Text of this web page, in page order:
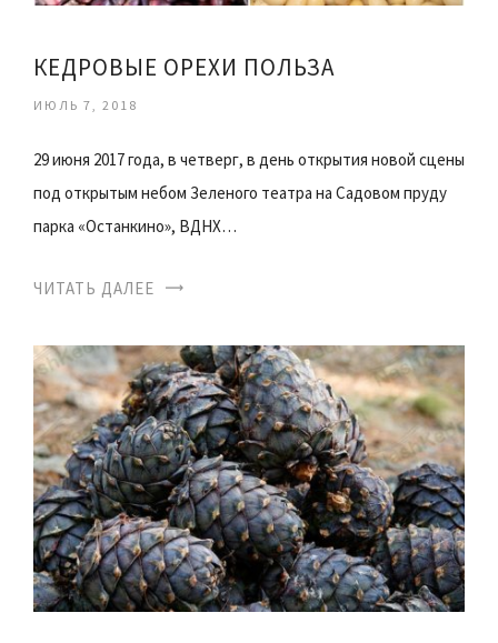
КЕДРОВЫЕ ОРЕХИ ПОЛЬЗА
ИЮЛЬ 7, 2018
29 июня 2017 года, в четверг, в день открытия новой сцены
под открытым небом Зеленого театра на Садовом пруду
парка «Останкино», ВДНХ…
ЧИТАТЬ ДАЛЕЕ